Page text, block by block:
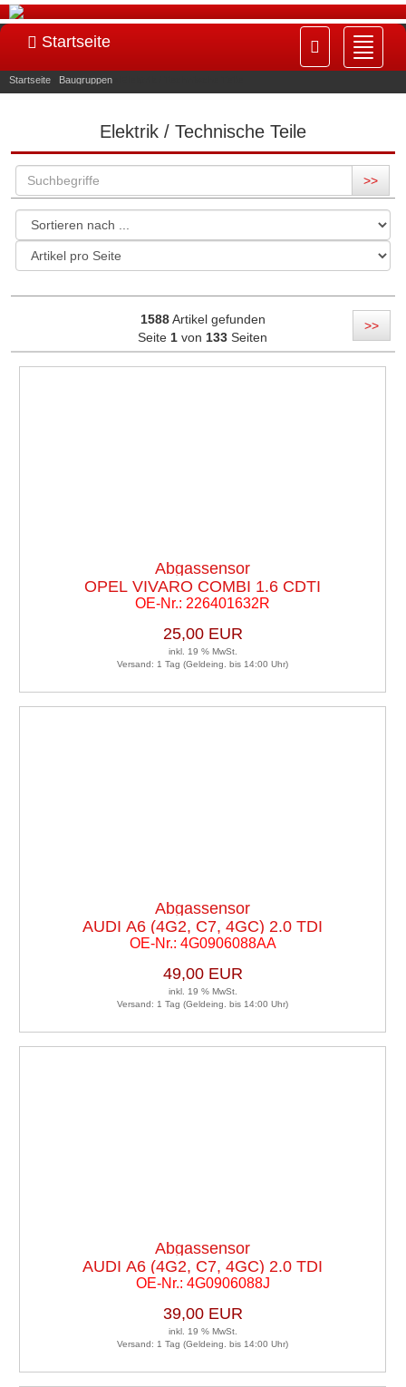
ein-/
Startseite
Startseite Baugruppen
Elektrik / Technische Teile
>>
1588Artikel gefunden
Seite 1 von 133 Seiten
>>
Abgassensor
OPEL VIVARO COMBI 1.6 CDTI
OE-Nr.: 226401632R
25,00 EUR
inkl. 19 % MwSt.
Versand: 1 Tag (Geldeing. bis 14:00 Uhr)
Abgassensor
AUDI A6 (4G2, C7, 4GC) 2.0 TDI
RECHTSLENKER L
OE-Nr.: 4G0906088AA
49,00 EUR
inkl. 19 % MwSt.
Versand: 1 Tag (Geldeing. bis 14:00 Uhr)
Abgassensor
AUDI A6 (4G2, C7, 4GC) 2.0 TDI
RECHTSLENKER L
OE-Nr.: 4G0906088J
39,00 EUR
inkl. 19 % MwSt.
Versand: 1 Tag (Geldeing. bis 14:00 Uhr)